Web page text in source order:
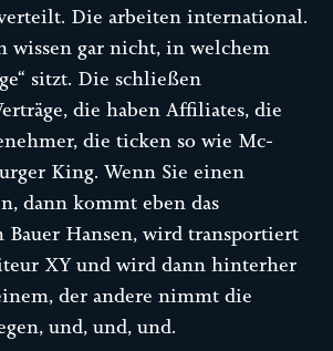
Die arbeiten international.
gar nicht, in welchem
sitzt. Die schließen
die haben Affiliates, die
die ticken so wie Mc-
King. Wenn Sie einen
dann kommt eben das
Bauer Hansen, wird transportiert
XY und wird dann hinterher
der andere nimmt die
und, und, und.